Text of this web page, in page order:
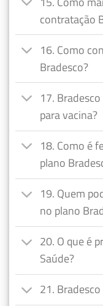
contratação
16. Como
Bradesco?
17.
para vacina?
18. Como é
plano
19. Quem
no plano
20. O que é
Saúde?
21.